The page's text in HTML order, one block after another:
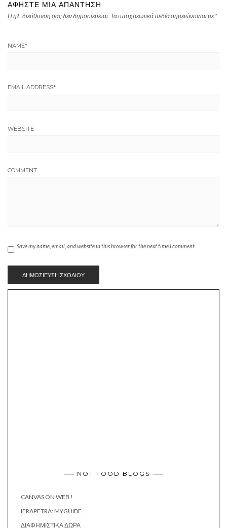
ΑΦΉΣΤΕ ΜΙΑ ΑΠΆΝΤΗΣΗ
Η ηλ. διεύθυνση σας δεν δημοσιεύεται. Τα υποχρεωτικά πεδία σημειώνονται με*
NAME*
EMAIL ADDRESS*
WEBSITE
COMMENT
Save my name, email, and website in this browser for the next time I comment.
NOT FOOD BLOGS
CANVAS ON WEB !
IERAPETRA: MYGUIDE
ΔΙΑΦΗΜΙΣΤΙΚΆ ΔΏΡΑ